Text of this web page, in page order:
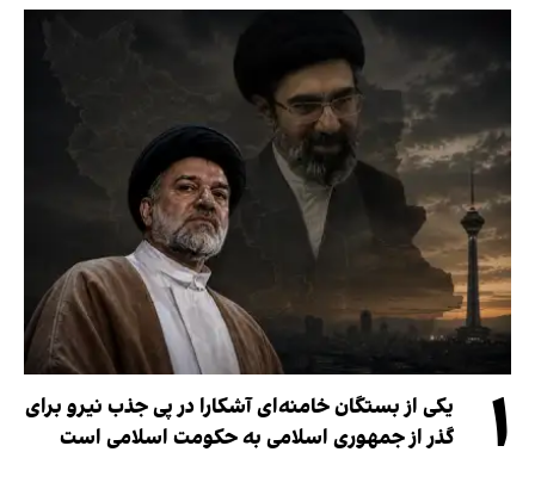
۱
یکی از بستگان خامنه‌ای آشکارا در پی جذب نیرو برای
گذر از جمهوری اسلامی به حکومت اسلامی است